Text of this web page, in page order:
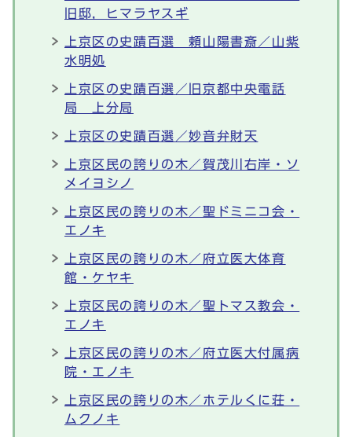
旧邸，ヒマラヤスギ
上京区の史蹟百選 頼山陽書斎／山紫
水明処
上京区の史蹟百選／旧京都中央電話
局 上分局
上京区の史蹟百選／妙音弁財天
上京区民の誇りの木／賀茂川右岸・ソ
メイヨシノ
上京区民の誇りの木／聖ドミニコ会・
エノキ
上京区民の誇りの木／府立医大体育
館・ケヤキ
上京区民の誇りの木／聖トマス教会・
エノキ
上京区民の誇りの木／府立医大付属病
院・エノキ
上京区民の誇りの木／ホテルくに荘・
ムクノキ